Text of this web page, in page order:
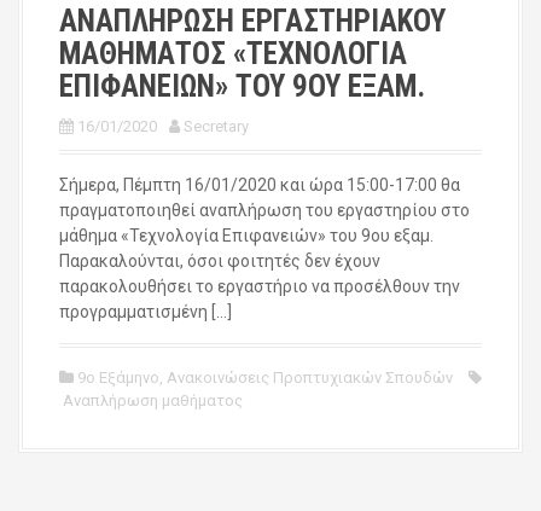
ΑΝΑΠΛΗΡΩΣΗ ΕΡΓΑΣΤΗΡΙΑΚΟΥ
ΜΑΘΗΜΑΤΟΣ «ΤΕΧΝΟΛΟΓΙΑ
ΕΠΙΦΑΝΕΙΩΝ» ΤΟΥ 9ΟΥ ΕΞΑΜ.
16/01/2020 Secretary
Σήμερα, Πέμπτη 16/01/2020 και ώρα 15:00-17:00 θα
πραγματοποιηθεί αναπλήρωση του εργαστηρίου στο
μάθημα «Τεχνολογία Επιφανειών» του 9ου εξαμ.
Παρακαλούνται, όσοι φοιτητές δεν έχουν
παρακολουθήσει το εργαστήριο να προσέλθουν την
προγραμματισμένη […]
9ο Εξάμηνο, Ανακοινώσεις Προπτυχιακών Σπουδών
Αναπλήρωση μαθήματος